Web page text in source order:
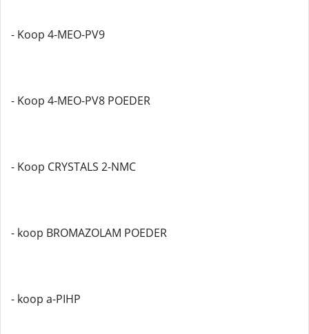
- Koop 4-MEO-PV9
- Koop 4-MEO-PV8 POEDER
- Koop CRYSTALS 2-NMC
- koop BROMAZOLAM POEDER
- koop a-PIHP